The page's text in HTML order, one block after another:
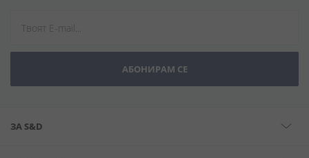
АБОНИРАМ СЕ
ЗА S&D